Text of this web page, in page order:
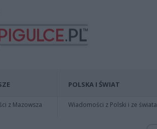
z Mazowsza
POLSKA I ŚWIAT
Wiadomości z Polski i ze świata